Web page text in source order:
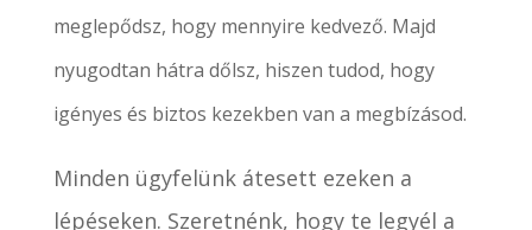
meglepődsz, hogy mennyire kedvező. Majd
nyugodtan hátra dőlsz, hiszen tudod, hogy
igényes és biztos kezekben van a megbízásod.
Minden ügyfelünk átesett ezeken a
lépéseken. Szeretnénk, hogy te legyél a